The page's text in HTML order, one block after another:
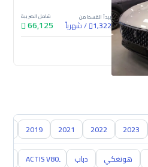
يبدأ القسط من
1,322
/شهرياً
شامل الضريبة
66,125
2023
2022
2021
2019
هونغكي دباب ِACTIS V80